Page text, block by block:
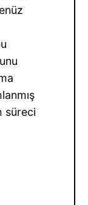
süreci